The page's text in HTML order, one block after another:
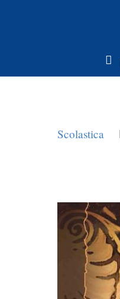
Scolastica